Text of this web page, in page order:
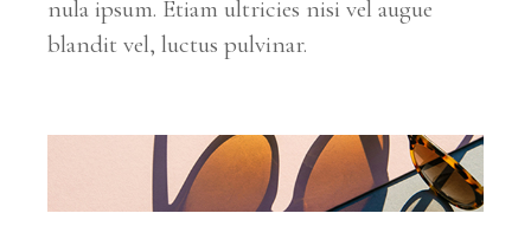
nula ipsum. Etiam ultricies nisi vel augue
blandit vel, luctus pulvinar.